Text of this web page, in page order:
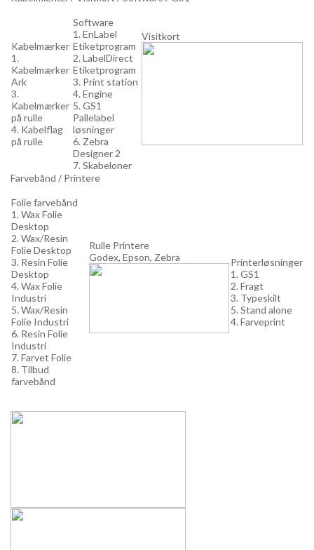
Kabelmærker
1.
Kabelmærker
Ark
3.
Kabelmærker
på rulle
4. Kabelflag
på rulle
Software
1. EnLabel
Etiketprogram
2. LabelDirect
Etiketprogram
3. Print station
4. Engine
5. GS1
Pallelabel
løsninger
6. Zebra
Designer 2
7. Skabeloner
Visitkort
Farvebånd / Printere
Folie farvebånd
1. Wax Folie
Desktop
2. Wax/Resin
Folie Desktop
3. Resin Folie
Desktop
4. Wax Folie
Industri
5. Wax/Resin
Folie Industri
6. Resin Folie
Industri
7. Farvet Folie
8. Tilbud
farvebånd
Rulle Printere
Godex, Epson, Zebra
Printerløsninger
1. GS1
2. Fragt
3. Typeskilt
5. Stand alone
4. Farveprint